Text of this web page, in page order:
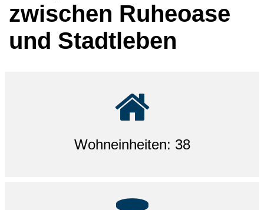
zwischen Ruheoase
und Stadtleben
Wohneinheiten: 38